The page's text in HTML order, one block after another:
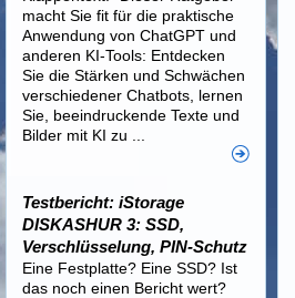
macht Sie fit für die praktische
Anwendung von ChatGPT und
anderen KI-Tools: Entdecken
Sie die Stärken und Schwächen
verschiedener Chatbots, lernen
Sie, beeindruckende Texte und
Bilder mit KI zu ...
Testbericht: iStorage
DISKASHUR 3: SSD,
Verschlüsselung, PIN-Schutz
Eine Festplatte? Eine SSD? Ist
das noch einen Bericht wert?